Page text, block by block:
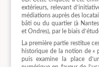
extérieurs, relevant
médiations auprès des
bâti ou du quartier (à
et Ondres), par le biais
La première partie restitue
historique de la notion de «
puis examine la place